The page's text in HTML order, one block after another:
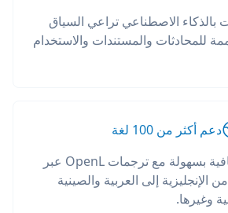
الاصطناعي تراعي السياق
للمحادثات والمستندات والاستخدام
دعم أكثر من 100 لغة
تجاوز الفوارق الثقافية بسهولة مع ترجمات OpenL عبر
100 لغة، من الإنجليزية إلى العربية والصينية
وغيرها.